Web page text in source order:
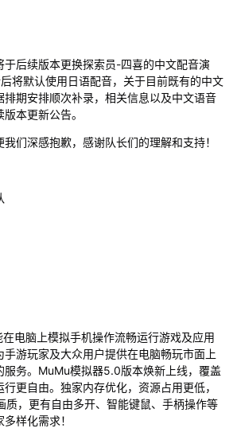
于后续版本更换探索员-四喜的中文配音演
将默认使用日语配音，关于目前既有的中文
排期安排顺次补录，相关信息以及中文语音
本更新公告。
们深感抱歉，感谢队长们的理解和支持！
电脑上模拟手机操作流畅运行游戏及应用
手游玩家及大众用户提供在电脑畅玩市面上
服务。MuMu模拟器5.0版本焕新上线，覆盖
更自由。独家内存优化，资源占用更低，
质，更有自由多开、智能键鼠、手柄操作等
样化需求！